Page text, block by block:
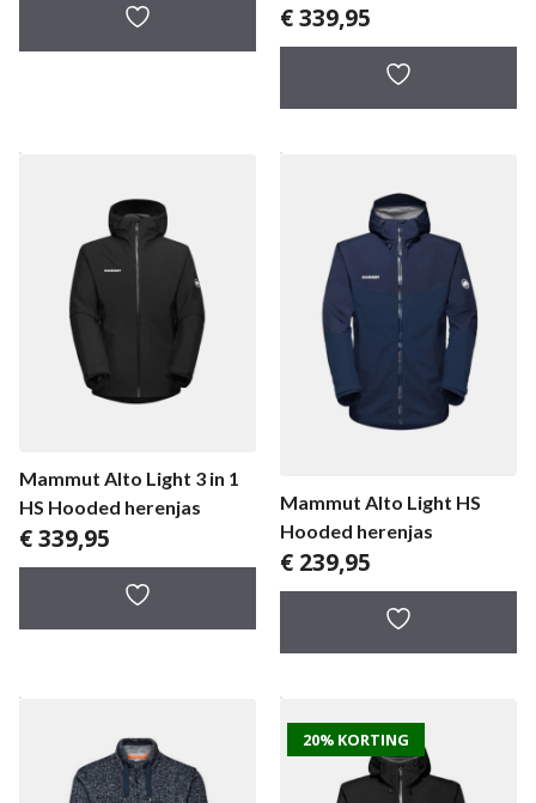
€339,95
Mammut Alto Light 3 in 1
HS Hooded herenjas
€339,95
Mammut Alto Light HS
Hooded herenjas
€ 239,95
20% KORTING